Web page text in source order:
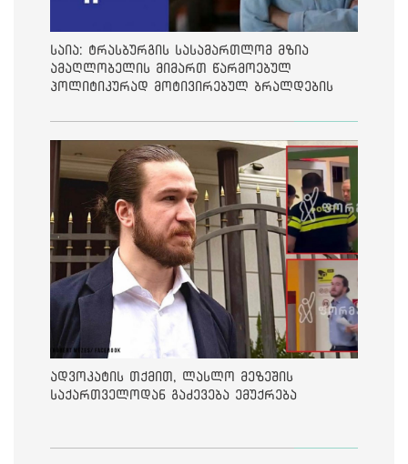
საია: ტრასბურგის სასამართლომ მზია
ამაღლობელის მიმართ წარმოებულ
პოლიტიკურად მოტივირებულ ბრალდების
ადვოკატის თქმით, ლასლო მეზეშის
საქართველოდან გაძევება ემუქრება